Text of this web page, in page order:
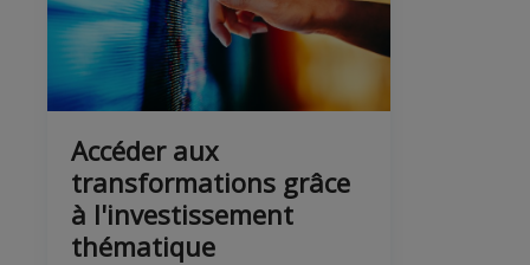
Accéder aux
transformations grâce
à l'investissement
thématique